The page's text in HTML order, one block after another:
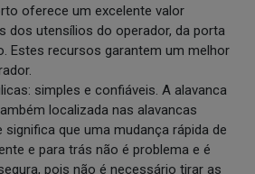
oferece um excelente valor
dos utensílios do operador, da porta
Estes recursos garantem um melhor
simples e confiáveis. A alavanca
localizada nas alavancas
significa que uma mudança rápida de
e para trás não é problema e é
pois não é necessário tirar as